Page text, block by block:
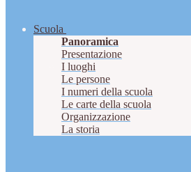
Scuola
Panoramica
Presentazione
I luoghi
Le persone
I numeri della scuola
Le carte della scuola
Organizzazione
La storia